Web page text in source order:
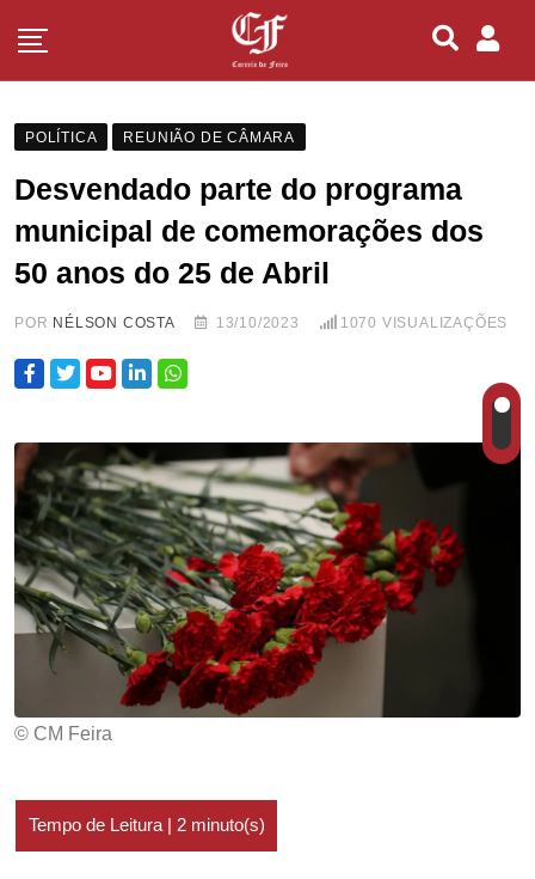
POLÍTICA REUNIÃO DE CÂMARA
Desvendado parte do programa
municipal de comemorações dos
50 anos do 25 de Abril
POR NÉLSON COSTA 13/10/2023 1070 VISUALIZAÇÕES
© CM Feira